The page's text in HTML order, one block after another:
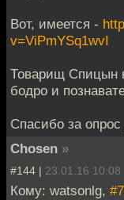
Вот, имеется -
v=ViPmYSq1wvI
Товарищ Спицын
бодро и
Спасибо за
Chosen »
#144 | 23.01.16 10:08
Кому: watsonlg,